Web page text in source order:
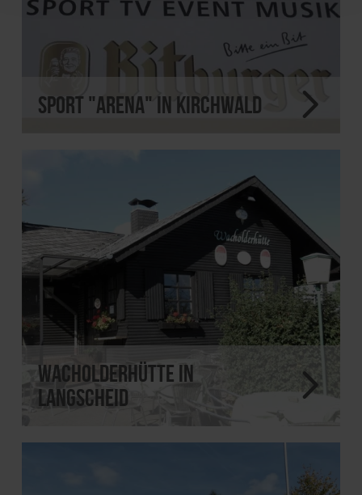
Sport "Arena" in Kirchwald
Wacholderhütte in
Langscheid